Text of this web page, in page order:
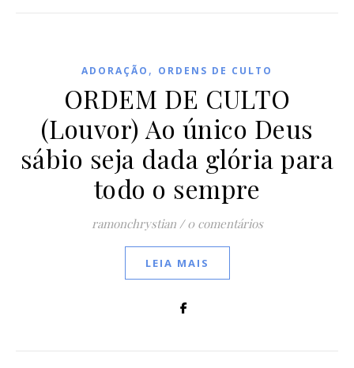
ADORAÇÃO , ORDENS DE CULTO
ORDEM DE CULTO
(Louvor) Ao único Deus
sábio seja dada glória para
todo o sempre
ramonchrystian / 0 comentários
LEIA MAIS